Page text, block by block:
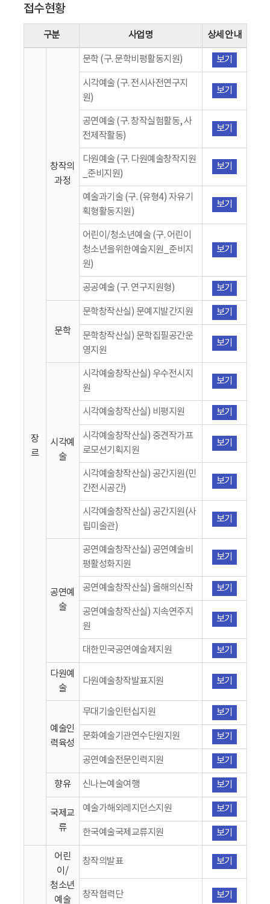
접수현황
구분 사업명 상세 안내
장
르
창작의
과정
문학 (구. 문학비평활동지원) 보기
시각예술 (구. 전시사전연구지
원)
보기
공연예술 (구. 창작실험활동, 사
전제작활동)
보기
다원예술 (구. 다원예술창작지원
_준비지원)
보기
예술과기술 (구. (유형4) 자유기
획형활동지원)
보기
어린이/청소년예술 (구. 어린이
청소년을위한예술지원_준비지
원)
보기
공공예술 (구. 연구지원형) 보기
문학
문학창작산실) 문예지발간지원 보기
문학창작산실) 문학집필공간운
영지원
보기
시각예
술
시각예술창작산실) 우수전시지
원
보기
시각예술창작산실) 비평지원 보기
시각예술창작산실) 중견작가프
로모션기획지원
보기
시각예술창작산실) 공간지원(민
간전시공간)
보기
시각예술창작산실) 공간지원(사
립미술관)
보기
공연예
술
공연예술창작산실) 공연예술비
평활성화지원
보기
공연예술창작산실) 올해의신작 보기
공연예술창작산실) 지속연주지
원
보기
대한민국공연예술제지원 보기
다원예
술
다원예술창작발표지원 보기
예술인
력육성
무대기술인턴십지원 보기
문화예술기관연수단원지원 보기
공연예술전문인력지원 보기
향유 신나는예술여행 보기
국제교
류
예술가해외레지던스지원 보기
한국예술국제교류지원 보기
어린
이/
청소년
예술
창작의발표 보기
창작협력단 보기